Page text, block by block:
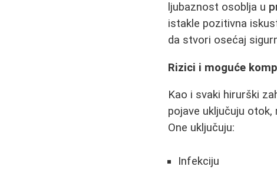
ljubaznost osoblja u
istakle pozitivna
da stvori osećaj
Rizici i moguće
Kao i svaki hirurški
pojave uključuju otok,
One uključuju:
Infekciju